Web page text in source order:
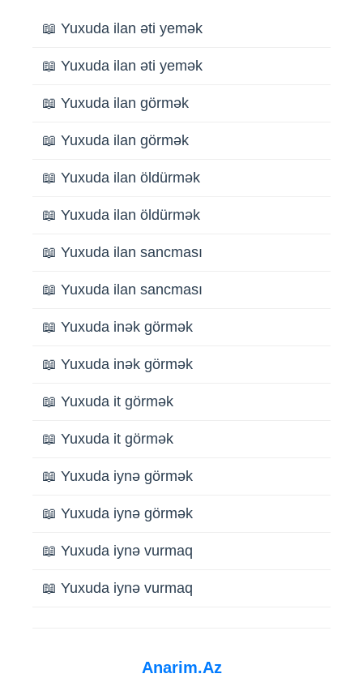
📖 Yuxuda ilan əti yemək
📖 Yuxuda ilan əti yemək
📖 Yuxuda ilan görmək
📖 Yuxuda ilan görmək
📖 Yuxuda ilan öldürmək
📖 Yuxuda ilan öldürmək
📖 Yuxuda ilan sancması
📖 Yuxuda ilan sancması
📖 Yuxuda inək görmək
📖 Yuxuda inək görmək
📖 Yuxuda it görmək
📖 Yuxuda it görmək
📖 Yuxuda iynə görmək
📖 Yuxuda iynə görmək
📖 Yuxuda iynə vurmaq
📖 Yuxuda iynə vurmaq
Anarim.Az